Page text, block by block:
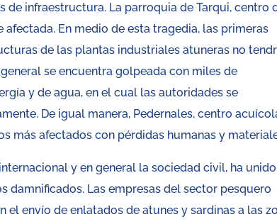
infraestructura. La parroquia de Tarqui, centro
En medio de esta tragedia, las primeras
de las plantas industriales atuneras no
se encuentra golpeada con miles de
y de agua, en el cual las autoridades se
De igual manera, Pedernales, centro
más afectados con pérdidas humanas y
y en general la sociedad civil, ha unido
damnificados. Las empresas del sector pesquero
envío de enlatados de atunes y sardinas a las